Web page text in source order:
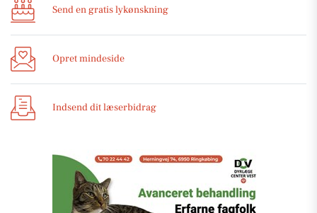
Send en gratis lykønskning
Opret mindeside
Indsend dit læserbidrag